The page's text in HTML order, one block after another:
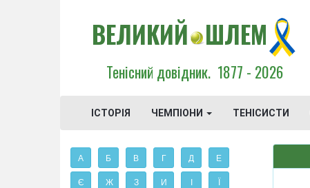
ВЕЛИКИЙ ШЛЕМ
Тенісний довідник. 1877 - 2026
ІСТОРІЯ ЧЕМПІОНИ ТЕНІСИСТИ
А Б В Г Д Е
Є Ж З И І Ї